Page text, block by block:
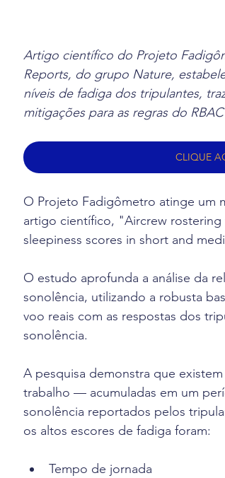
Artigo científico do Projeto
Reports, do grupo Nature,
níveis de fadiga dos tripulantes,
mitigações para as regras do RBAC
CLIQUE
O Projeto Fadigômetro atinge um
artigo científico, "Aircrew
sleepiness scores in short and
O estudo aprofunda a análise da
sonolência, utilizando a robusta
voo reais com as respostas dos
sonolência.
A pesquisa demonstra que
trabalho — acumuladas em um
sonolência reportados pelos
os altos escores de fadiga foram:
Tempo de jornada